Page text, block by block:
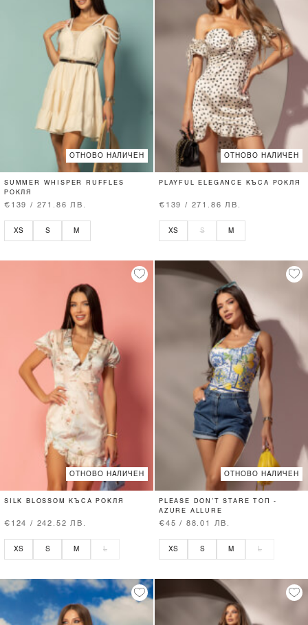
ОТНОВО НАЛИЧЕН
SUMMER WHISPER RUFFLES
РОКЛЯ
€139 / 271.86 ЛВ.
XS S M
ОТНОВО НАЛИЧЕН
PLAYFUL ELEGANCE КЪСА РОКЛЯ
€139 / 271.86 ЛВ.
XS S M
ОТНОВО НАЛИЧЕН
SILK BLOSSOM КЪСА РОКЛЯ
€124 / 242.52 ЛВ.
XS S M L
ОТНОВО НАЛИЧЕН
PLEASE DON’T STARE ТОП -
AZURE ALLURE
€45 / 88.01 ЛВ.
XS S M L